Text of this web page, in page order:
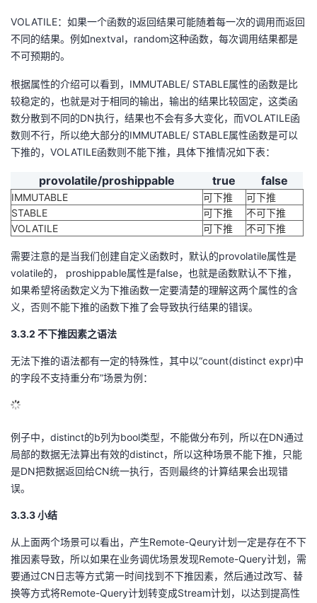
VOLATILE：如果一个函数的返回结果可能随着每一次的调用而返回
不同的结果。例如nextval，random这种函数，每次调用结果都是
不可预期的。
根据属性的介绍可以看到，IMMUTABLE/ STABLE属性的函数是比
较稳定的，也就是对于相同的输出，输出的结果比较固定，这类函
数分散到不同的DN执行，结果也不会有多大变化，而VOLATILE函
数则不行，所以绝大部分的IMMUTABLE/ STABLE属性函数是可以
下推的，VOLATILE函数则不能下推，具体下推情况如下表：
provolatile/proshippable true false
IMMUTABLE 可下推
可下推
STABLE
可下推
不可下推
VOLATILE
可下推 不可下推
需要注意的是当我们创建自定义函数时，默认的provolatile属性是
volatile的， proshippable属性是false，也就是函数默认不下推，
如果希望将函数定义为下推函数一定要清楚的理解这两个属性的含
义，否则不能下推的函数下推了会导致执行结果的错误。
3.3.2 不下推因素之语法
无法下推的语法都有一定的特殊性，其中以“count(distinct expr)中
的字段不支持重分布”场景为例：
例子中，distinct的b列为bool类型，不能做分布列，所以在DN通过
局部的数据无法算出有效的distinct，所以这种场景不能下推，只能
是DN把数据返回给CN统一执行，否则最终的计算结果会出现错
误。
3.3.3 小结
从上面两个场景可以看出，产生Remote-Qeury计划一定是存在不下
推因素导致，所以如果在业务调优场景发现Remote-Query计划，需
要通过CN日志等方式第一时间找到不下推因素，然后通过改写、替
换等方式将Remote-Query计划转变成Stream计划，以达到提高性